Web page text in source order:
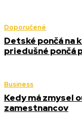
Doporučené
Detské pončá na
priedušné pončá
Business
Kedy má zmysel
zamestnancov